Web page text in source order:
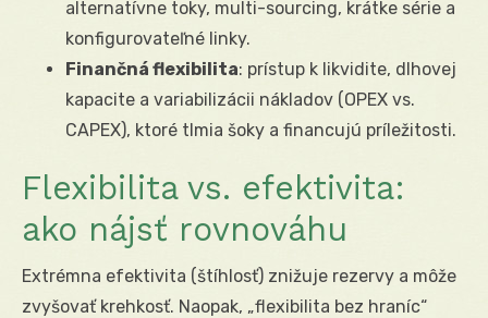
alternatívne toky, multi-sourcing, krátke série a
konfigurovateľné linky.
Finančná flexibilita: prístup k likvidite, dlhovej
kapacite a variabilizácii nákladov (OPEX vs.
CAPEX), ktoré tlmia šoky a financujú príležitosti.
Flexibilita vs. efektivita:
ako nájsť rovnováhu
Extrémna efektivita (štíhlosť) znižuje rezervy a môže
zvyšovať krehkosť. Naopak, „flexibilita bez hraníc“